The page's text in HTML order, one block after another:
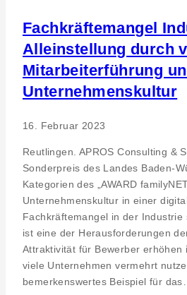
Fachkräftemangel
Alleinstellung durch
Mitarbeiterführung
Unternehmenskultur
16. Februar 2023
Reutlingen. APROS Consulting &
Sonderpreis des Landes Baden-
Kategorien des „AWARD
Unternehmenskultur in einer
Fachkräftemangel in der Industrie
ist eine der Herausforderungen
Attraktivität für Bewerber erhöhen
viele Unternehmen vermehrt
bemerkenswertes Beispiel für das…